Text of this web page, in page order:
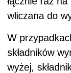
wliczana do
W
składników
wyżej,